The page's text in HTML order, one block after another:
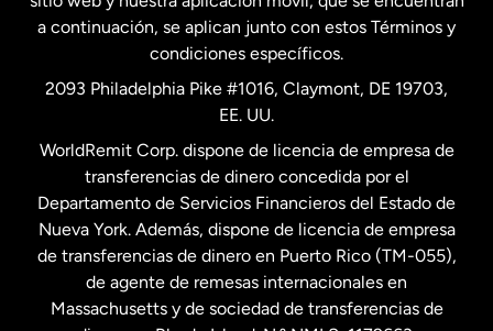
Países Bajos
Suecia
a continuación, se aplican junto con estos Términos y
condiciones específicos.
2093 Philadelphia Pike #1016, Claymont, DE 19703,
EE. UU.
WorldRemit Corp. dispone de licencia de empresa de
transferencias de dinero concedida por el
Departamento de Servicios Financieros del Estado de
Nueva York. Además, dispone de licencia de empresa
de transferencias de dinero en Puerto Rico (TM-055),
de agente de remesas internacionales en
Massachusetts y de sociedad de transferencias de